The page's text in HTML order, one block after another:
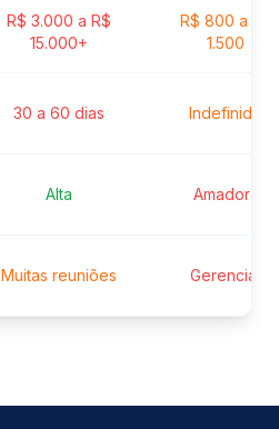
R$ 3.000 a R$
15.000+
R$ 800 a R$
1.500
30 a 60 dias Indefinido
Alta Amadora
Muitas reuniões Gerenciar